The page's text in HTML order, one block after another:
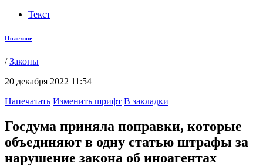
Текст
Полезное
/Законы
20 декабря 2022 11:54
Напечатать Изменить шрифт В закладки
Госдума приняла поправки, которые
объединяют в одну статью штрафы за
нарушение закона об иноагентах